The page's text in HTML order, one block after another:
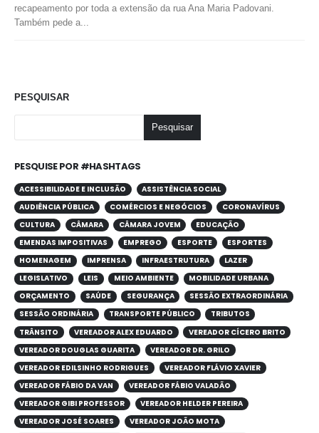
recapeamento por toda a extensão da rua Ana Maria Padovani.
Também pede a...
PESQUISAR
Pesquisar
PESQUISE POR #HASHTAGS
ACESSIBILIDADE E INCLUSÃO
ASSISTÊNCIA SOCIAL
AUDIÊNCIA PÚBLICA
COMÉRCIOS E NEGÓCIOS
CORONAVÍRUS
CULTURA
CÂMARA CÂMARA JOVEM
EDUCAÇÃO
EMENDAS IMPOSITIVAS
EMPREGO ESPORTE
ESPORTES
HOMENAGEM
IMPRENSA INFRAESTRUTURA
LAZER
LEGISLATIVO
LEIS MEIO AMBIENTE
MOBILIDADE URBANA
ORÇAMENTO
SAÚDE SEGURANÇA
SESSÃO EXTRAORDINÁRIA
SESSÃO ORDINÁRIA
TRANSPORTE PÚBLICO
TRIBUTOS
TRÂNSITO
VEREADOR ALEX EDUARDO
VEREADOR CÍCERO BRITO
VEREADOR DOUGLAS GUARITA
VEREADOR DR. GRILO
VEREADOR EDILSINHO RODRIGUES
VEREADOR FLÁVIO XAVIER
VEREADOR FÁBIO DA VAN
VEREADOR FÁBIO VALADÃO
VEREADOR GIBI PROFESSOR
VEREADOR HELDER PEREIRA
VEREADOR JOSÉ SOARES
VEREADOR JOÃO MOTA